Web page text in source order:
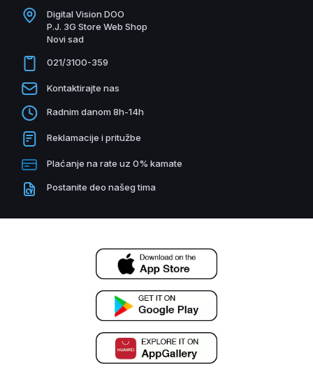
Digital Vision DOO
P.J. 3G Store Web Shop
Novi sad
021/3100-359
Kontaktirajte nas
Radnim danom 8h-14h
Reklamacije i pritužbe
Plaćanje na rate uz 0% kamate
Postanite deo našeg tima